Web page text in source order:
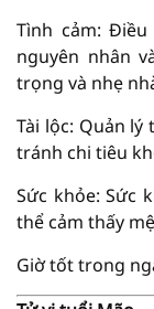
Tình cảm:
nguyên nhân
trọng và nhẹ
Tài lộc: Quản lý
tránh chi tiêu
Sức khỏe: Sức
thể cảm thấy
Giờ tốt trong